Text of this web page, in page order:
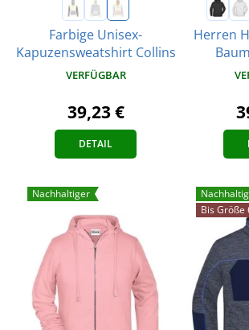
Farbige Unisex-
Kapuzensweatshirt Collins
VERFÜGBAR
39,23 €
DETAIL
Herren
Nachhaltiger
Bis Größe